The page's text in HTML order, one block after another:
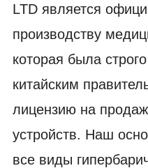
LTD является
производству
которая была
китайским
лицензию на
устройств. Наш
все виды